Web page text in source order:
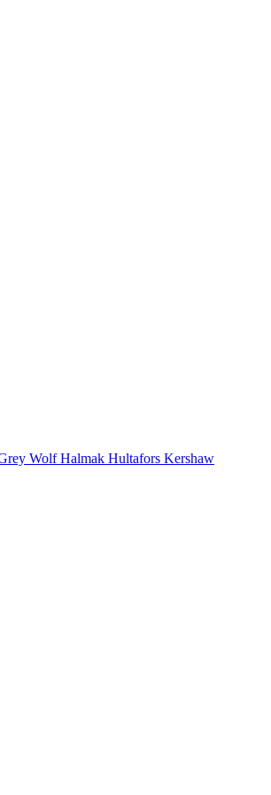
WolfHalmak Hultafors Kershaw